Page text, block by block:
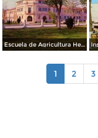
Escuela de Agricultura Hermanos Escobar
1 2 3